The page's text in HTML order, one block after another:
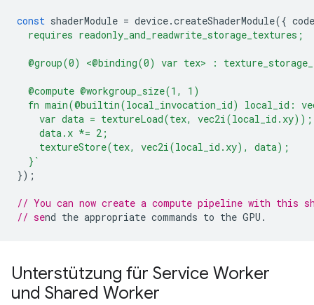
const shaderModule = device.createShaderModule({ code
  requires readonly_and_readwrite_storage_textures;
@group(0) <@binding(0) var tex> :
  @compute @workgroup_size(1, 1)
fn main(@builtin(local_invocation_id) local_id:
    var data = textureLoad(tex, vec2i(local_id.xy));
    data.x *= 2;
    textureStore(tex, vec2i(local_id.xy), data);
  }`
});
// You can now create a compute pipeline with this
// se
Unterstützung für Service Worker
und Shared Worker